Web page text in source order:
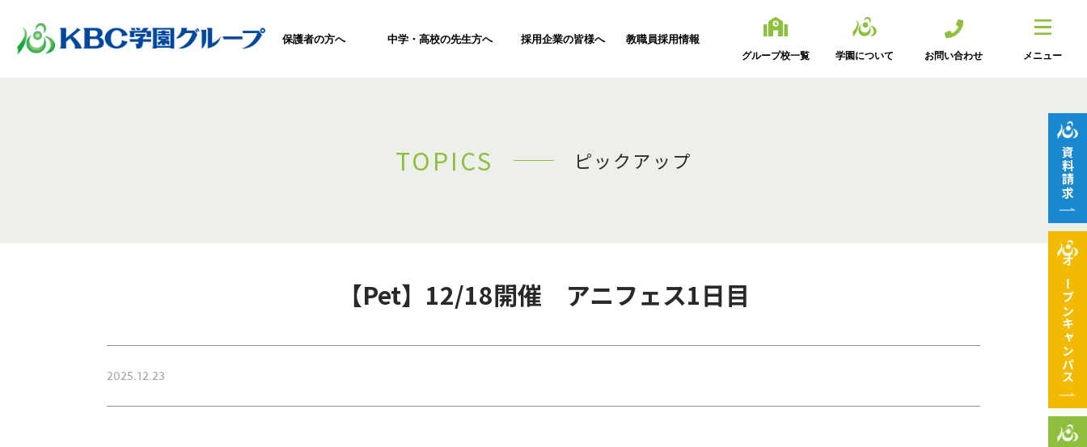
保護者の方へ 中学・高校の先生方へ 採用企業の皆様へ 教職員採用情報
グループ校一覧 学園について お問い合わせ メニュー
TOPICS ピックアップ
【Pet】12/18開催 アニフェス1日目
2025.12.23
資料請求
オープン
キャンパス